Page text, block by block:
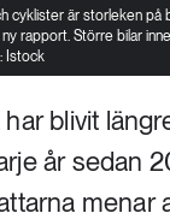
cyklister är storleken på
ny rapport. Större bilar
Istock
blivit
år sedan
menar